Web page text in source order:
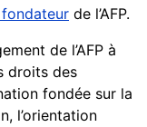
de l’AFP.
de l’AFP à
droits des
fondée sur la
l’orientation